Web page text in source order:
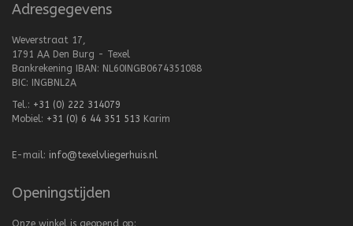
Adresgegevens
Weverstraat 17,
1791 AA Den Burg - Texel
Bankrekening IBAN: NL60INGB0674351088
BIC: INGBNL2A
Tel.: +31 (0) 222 314079
Mobiel: +31 (0) 6 44 351 513 Karim
E-mail: info@texelvliegerhuis.nl
Openingstijden
Onze winkel is geopend op: